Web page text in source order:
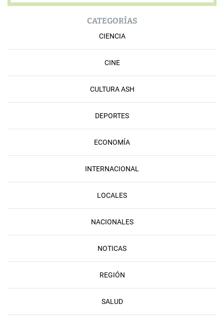
CATEGORÍAS
CIENCIA
CINE
CULTURA ASH
DEPORTES
ECONOMÍA
INTERNACIONAL
LOCALES
NACIONALES
NOTICAS
REGIÓN
SALUD